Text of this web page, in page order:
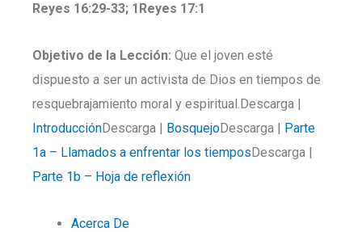
Reyes 16:29-33; 1Reyes 17:1
Objetivo de la Lección: Que el joven esté
dispuesto a ser un activista de Dios en tiempos de
resquebrajamiento moral y espiritual.Descarga |
IntroducciónDescarga | BosquejoDescarga | Parte
1a – Llamados a enfrentar los tiemposDescarga |
Parte 1b – Hoja de reflexión
Acerca De